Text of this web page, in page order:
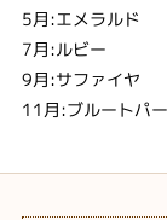
5月:エメラル
7月:ルビー
9月:サファイ
11月:ブルートパ